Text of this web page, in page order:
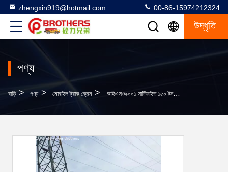
zhengxin919@hotmail.com 00-86-15974212324
উদ্ধৃতি
পণ্য
বাড়ি > পণ্য > মোবাইল ট্রাক ক্রেন > আইএসও৯০০১ সার্টিফাইড ১৫০ টন ট্রাক ক্রেন ভারী সরঞ্জাম লিফট ক্রেন সর্বোচ্চ উত্তোলন উচ্চতা ৪০ মিটার